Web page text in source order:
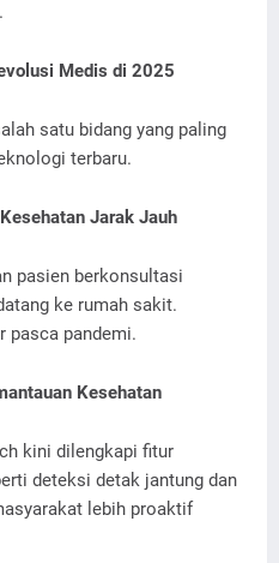
Medis di 2025
satu bidang yang paling
terbaru.
Jarak Jauh
pasien berkonsultasi
ke rumah sakit.
pasca pandemi.
Kesehatan
kini dilengkapi fitur
deteksi detak jantung dan
lebih proaktif